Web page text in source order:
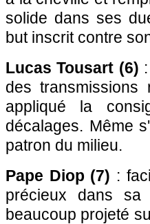
solide dans ses
but inscrit contre
Lucas Tousart (6)
des transmissions
appliqué la
décalages. Même
patron du milieu.
Pape Diop (7) :
précieux dans
beaucoup projeté